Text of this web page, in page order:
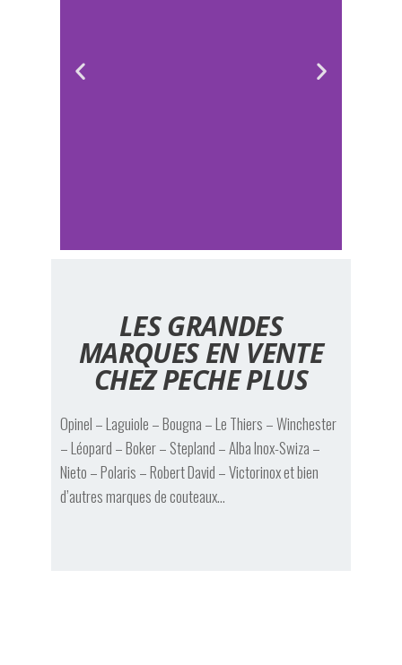
LES GRANDES
MARQUES EN VENTE
CHEZ PECHE PLUS
Opinel – Laguiole – Bougna – Le Thiers – Winchester
– Léopard – Boker – Stepland – Alba Inox-Swiza –
Nieto – Polaris – Robert David –Victorinox et bien
d’autres marques de couteaux…